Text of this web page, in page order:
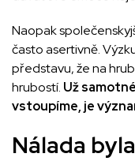
Naopak
často asertivně.
představu, že na
hrubostí. Už
vstoupíme, je
Nálada